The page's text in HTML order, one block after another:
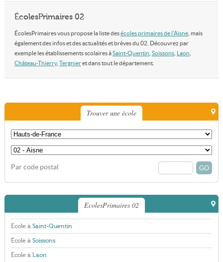
ÉcolesPrimaires 02
ÉcolesPrimaires vous propose la liste desécoles primaires de l'Aisne, mais
également des infos et des actualités et brèves du 02. Découvrez par
exemple les établissements scolaires àSaint-Quentin Soissons, Laon
Château-Thierry, Tergnieret dans tout le département.
Trouver une école
Par code postal
EcolesPrimaires 02
École à Saint-Quentin
École à Soissons
École à Laon